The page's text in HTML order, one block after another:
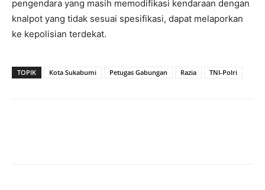
pengendara yang masih memodifikasi kendaraan dengan
knalpot yang tidak sesuai spesifikasi, dapat melaporkan
ke kepolisian terdekat.
TOPIK Kota Sukabumi Petugas Gabungan Razia TNI-Polri